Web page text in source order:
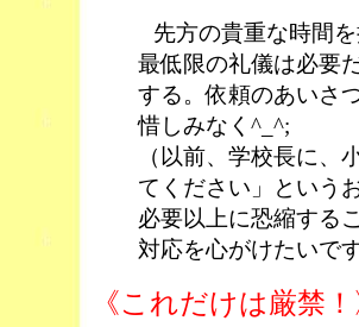
先方の貴重な時間
最低限の礼儀は必要
する。依頼のあいさ
惜しみなく^_^;
（以前、学校長に、
てください」という
必要以上に恐縮する
対応を心がけたいで
《これだけは厳禁